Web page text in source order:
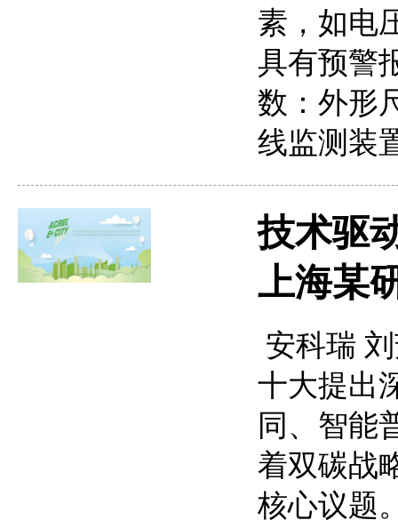
素，如电
具有预警
数：外形
线监测装
技术驱
上海某
安科瑞
十大提出
同、智能
着双碳战
核心议题